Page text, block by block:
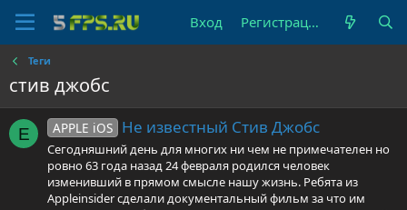
Вход Регистрация
Теги
стив джобс
E APPLE iOS Не известный Стив Джобс
Сегодняшний день для многих ни чем не примечателен но
ровно 63 года назад 24 февраля родился человек
изменивший в прямом смысле нашу жизнь. Ребята из
Appleinsider сделали документальный фильм за что им